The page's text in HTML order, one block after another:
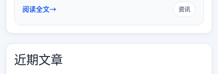
方米之间。实际应用中需结合末端设备需求与管道损
阅读全文 资讯
近期文章